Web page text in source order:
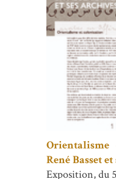
René Basset
Exposition, du